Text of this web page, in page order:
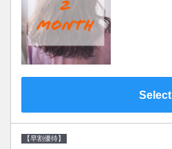
Select
【早割優待】